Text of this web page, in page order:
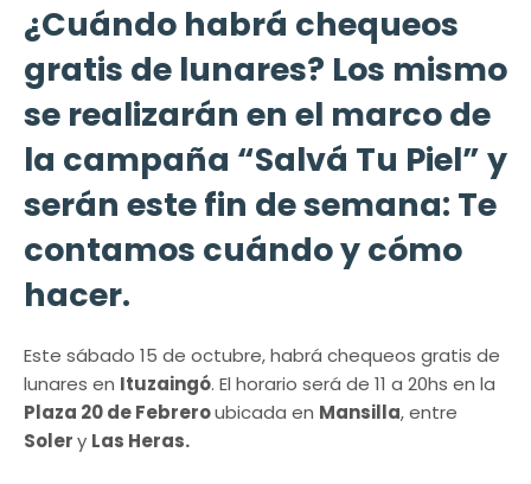
¿Cuándo habrá chequeos
gratis de lunares? Los mismo
se realizarán en el marco de
la campaña “Salvá Tu Piel” y
serán este fin de semana: Te
contamos cuándo y cómo
hacer.
Este sábado 15 de octubre, habrá chequeos gratis de
lunares en Ituzaingó. El horario será de 11 a 20hs en la
Plaza 20 de Febreroubicada en Mansilla, entre
Solery Las Heras.